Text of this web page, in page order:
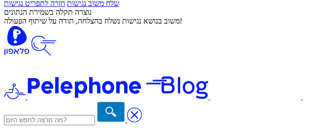
שלח משוב נגישות חזרה לתפריט נגישות
נוצרה תקלה בשמירת הנתונים
משוב בנושא נגישות נשלח בהצלחה, תודה על שיתוף הפעולה!